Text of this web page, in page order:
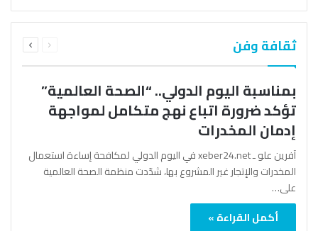
ثقافة وفن الصفحةالصفحة
بمناسبة اليوم الدولي.. “الصحة العالمية”
تؤكد ضرورة اتباع نهج متكامل لمواجهة
إدمان المخدرات
آفرين علو ـ xeber24.net في اليوم الدولي لمكافحة إساءة استعمال
المخدرات والإتجار غير المشروع بها، شدّدت منظمة الصحة العالمية
على…
أكمل القراءة »